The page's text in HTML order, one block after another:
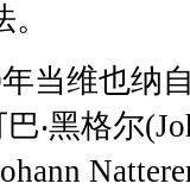
维也纳
‧黑格尔